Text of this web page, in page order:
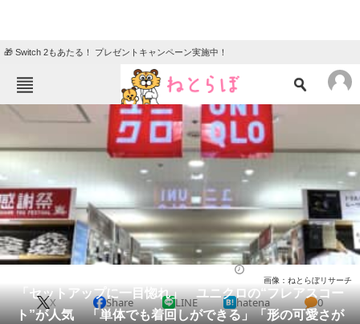
🎁 Switch 2もあたる！ プレゼントキャンペーン実施中！
ねとらぼメニュー
ニュース
クイズ
グルメ 地域
住まい 教育・育児
動物 リサーチ
会員記事
「セットアップに一目惚れ」 ユニクロの“フレアスコー
ト”が人気 「単体でも着回しができる」「形の可愛さが
画像：ねとらぼリサーチ
X Share LINE hatena 0